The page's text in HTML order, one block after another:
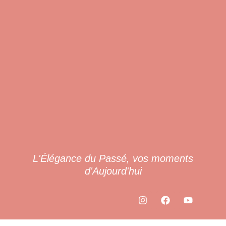
L'Élégance du Passé, vos moments
d'Aujourd'hui